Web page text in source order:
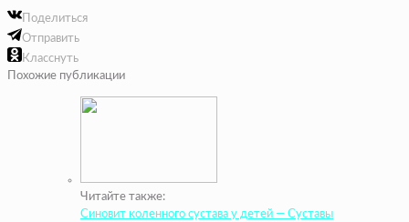
Поделиться
Отправить
Класснуть
Похожие публикации
Читайте также:
Синовит коленного сустава у детей — Суставы